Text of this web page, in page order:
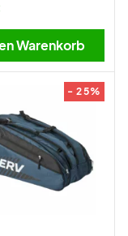
Warenkorb
- 25%